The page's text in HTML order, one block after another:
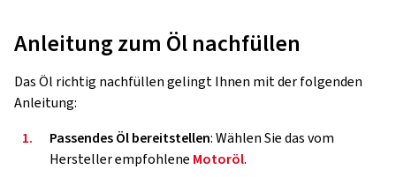
Anleitung zum Öl nachfüllen
Das Öl richtig nachfüllen gelingt Ihnen mit der folgenden
Anleitung:
1.
Passendes Öl bereitstellen: Wählen Sie das vom
Hersteller empfohlene Motoröl.